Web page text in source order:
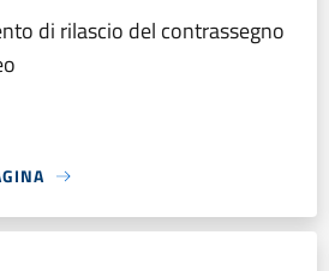
di rilascio del contrassegno